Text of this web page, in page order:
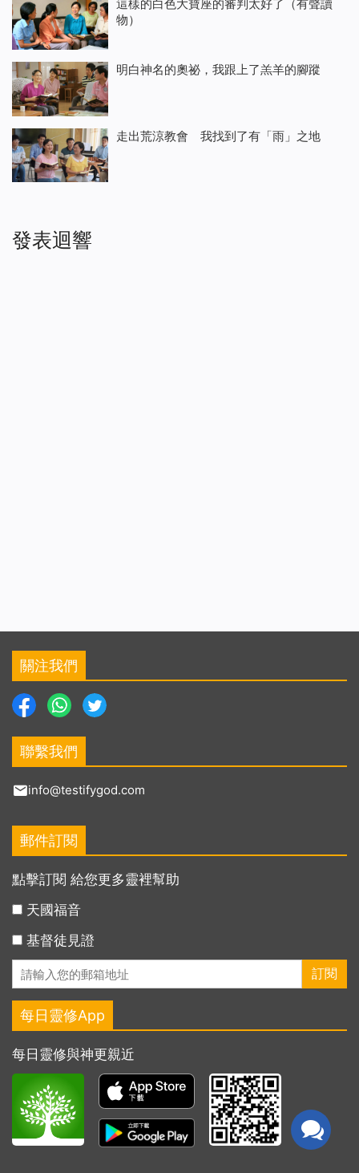
這樣的白色大寶座的審判太好了（有聲讀
物）
明白神名的奧祕，我跟上了羔羊的腳蹤
走出荒涼教會 我找到了有「雨」之地
發表迴響
關注我們
聯繫我們
info@testifygod.com
郵件訂閱
點擊訂閱 給您更多靈裡幫助
天國福音
基督徒見證
每日靈修App
每日靈修與神更親近